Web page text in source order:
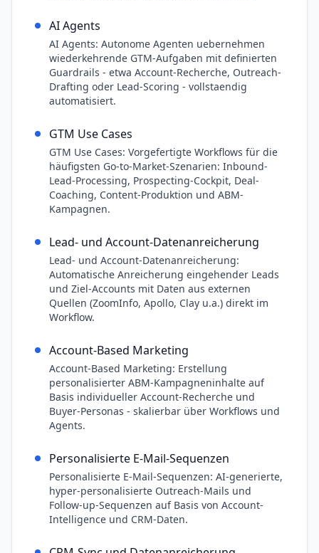
AI Agents
AI Agents: Autonome Agenten uebernehmen
wiederkehrende GTM-Aufgaben mit definierten
Guardrails - etwa Account-Recherche, Outreach-
Drafting oder Lead-Scoring - vollstaendig
automatisiert.
GTM Use Cases
GTM Use Cases: Vorgefertigte Workflows für die
häufigsten Go-to-Market-Szenarien: Inbound-
Lead-Processing, Prospecting-Cockpit, Deal-
Coaching, Content-Produktion und ABM-
Kampagnen.
Lead- und Account-Datenanreicherung
Lead- und Account-Datenanreicherung:
Automatische Anreicherung eingehender Leads
und Ziel-Accounts mit Daten aus externen
Quellen (ZoomInfo, Apollo, Clay u.a.) direkt im
Workflow.
Account-Based Marketing
Account-Based Marketing: Erstellung
personalisierter ABM-Kampagneninhalte auf
Basis individueller Account-Recherche und
Buyer-Personas - skalierbar über Workflows und
Agents.
Personalisierte E-Mail-Sequenzen
Personalisierte E-Mail-Sequenzen: AI-generierte,
hyper-personalisierte Outreach-Mails und
Follow-up-Sequenzen auf Basis von Account-
Intelligence und CRM-Daten.